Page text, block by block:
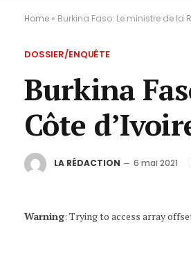
Home » Burkina Faso: Le ministre de la
DOSSIER/ENQUÊTE
Burkina
Côte
LA RÉDACTION 6 mai 2021
Warning: Trying to access array